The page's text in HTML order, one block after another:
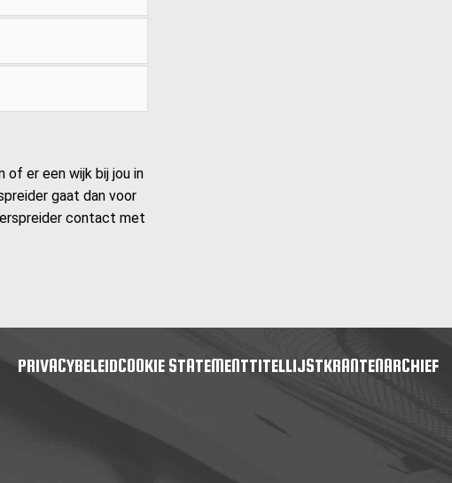
of er een wijk bij jou in
gaat dan voor
contact met
PRIVACYBELEIDCOOKIE STATEMENTTITELLIJSTKRANTENARCHIEF